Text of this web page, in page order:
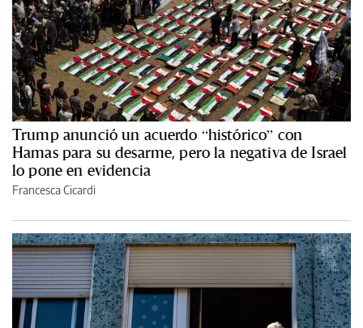
Trump anunció un acuerdo “histórico” con
Hamas para su desarme, pero la negativa de Israel
lo pone en evidencia
Francesca Cicardi